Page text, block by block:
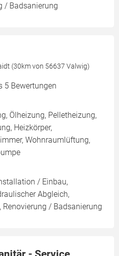
/ Badsanierung
(30km von 56637 Valwig)
5 Bewertungen
Ölheizung, Pelletheizung,
Heizkörper,
Wohnraumlüftung,
/ Einbau,
Abgleich,
/ Badsanierung